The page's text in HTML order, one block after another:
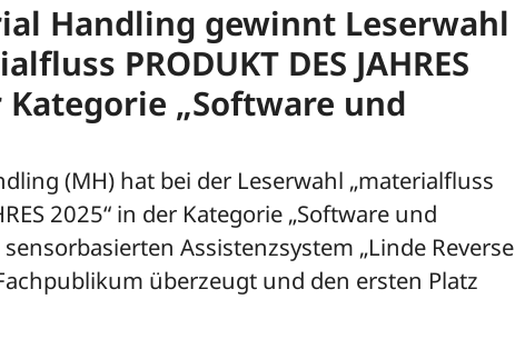
Handling gewinnt Leserwahl
PRODUKT DES JAHRES
Kategorie „Software und
(MH) hat bei der Leserwahl „materialfluss
2025“ in der Kategorie „Software und
Assistenzsystem „Linde Reverse
überzeugt und den ersten Platz